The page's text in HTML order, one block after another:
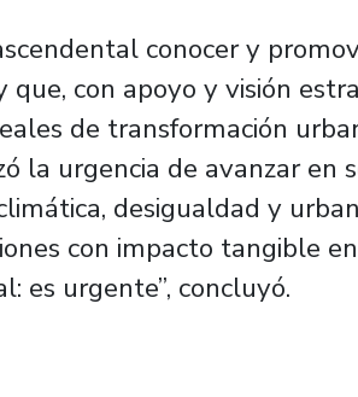
conocer y
con apoyo y visión
de transformación
la urgencia de avanzar en
desigualdad y
con impacto tangible
es urgente”, concluyó.